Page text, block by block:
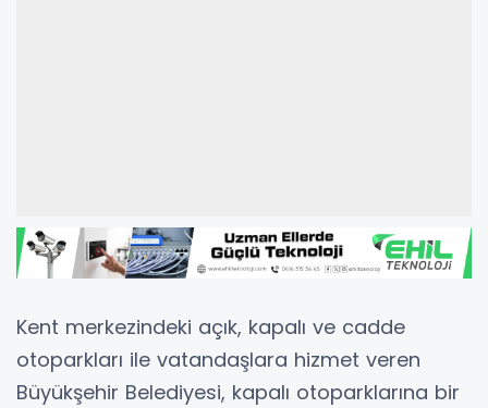
Kent merkezindeki açık, kapalı ve cadde
otoparkları ile vatandaşlara hizmet veren
Büyükşehir Belediyesi, kapalı otoparklarına bir